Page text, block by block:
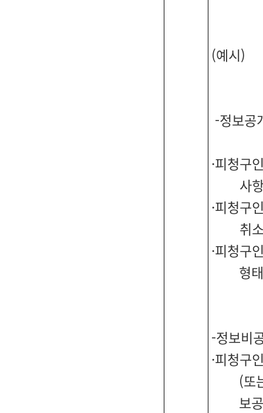
(예시)
-정보공
·피청구
사
·피청구
취
·피청구
형
-정보비
·피청구
(또
보